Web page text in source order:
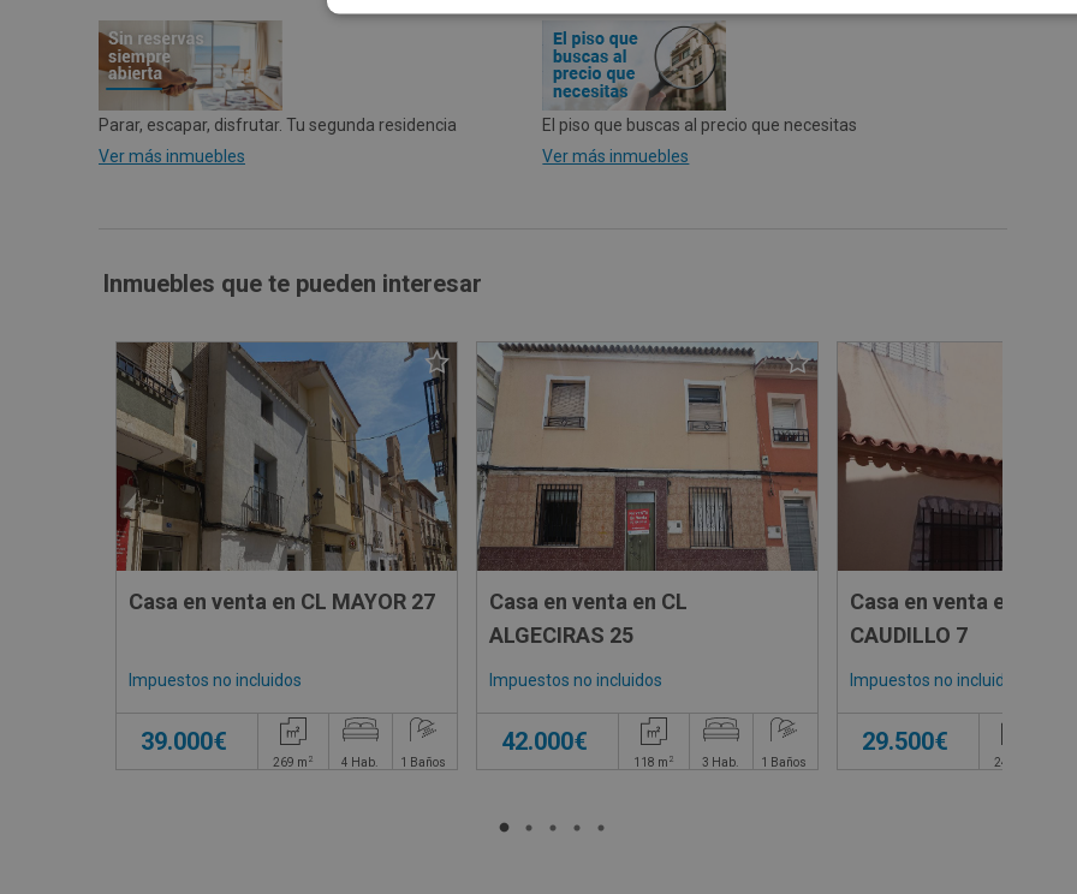
Parar, escapar, disfrutar. Tu segunda residencia
Ver más inmuebles
El piso que buscas al precio que necesitas
Ver más inmuebles
Inmuebles que te pueden interesar
Casa en venta en CL MAYOR 27
Impuestos no incluidos
39.000€
269 m 2 4 Hab. 1 Baños
Casa en venta en CL
ALGECIRAS 25
Impuestos no incluidos
42.000€
118 m 2 3 Hab. 1 Baños
Casa en venta en PZ
CAUDILLO 7
Impuestos no incluidos
29.500€
247